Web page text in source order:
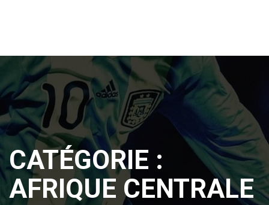
CATÉGORIE :
AFRIQUE CENTRALE